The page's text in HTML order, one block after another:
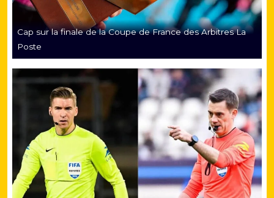
Cap sur la finale de la Coupe de France des Arbitres La
Poste